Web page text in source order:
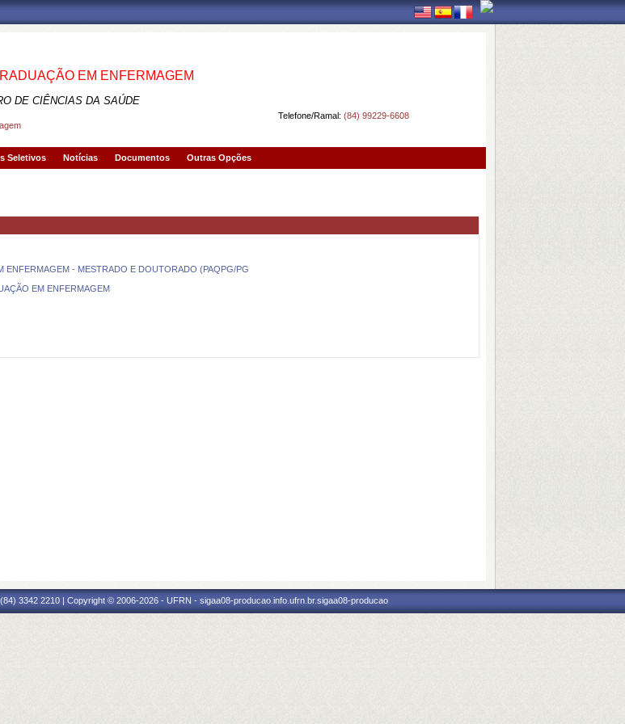
EM ENFERMAGEM
DE CIÊNCIAS DA SAÚDE
Telefone/Ramal: (84) 99229-6608
Seletivos Notícias Documentos Outras Opções
ENFERMAGEM - MESTRADO E DOUTORADO (PAQPG/PG
EM ENFERMAGEM
3342 2210 | Copyright © 2006-2026 - UFRN - sigaa08-producao.info.ufrn.br.sigaa08-producao